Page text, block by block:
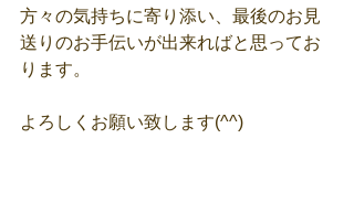
方々の気持ちに寄り添い、最後のお見
送りのお手伝いが出来ればと思ってお
ります。
よろしくお願い致します(^^)